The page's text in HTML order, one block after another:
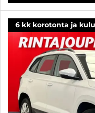
6 kk korotonta ja